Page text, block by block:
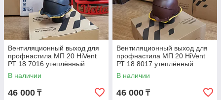
Вентиляционный выход для
профнастила МП 20 HiVent
РТ 18 7016 утеплённый
В наличии
46 000 ₸
Вентиляционный выход для
профнастила МП 20 HiVent
РТ 18 8017 утеплённый
В наличии
46 000 ₸